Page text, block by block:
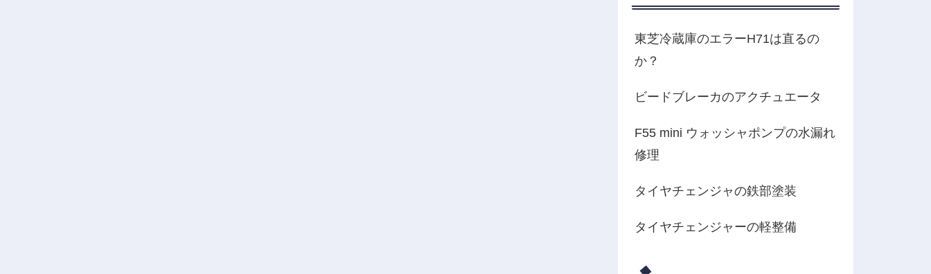
東芝冷蔵庫のエラーH71は直るの
か？
ビードブレーカのアクチュエータ
F55 mini ウォッシャポンプの水漏れ
修理
タイヤチェンジャの鉄部塗装
タイヤチェンジャーの軽整備